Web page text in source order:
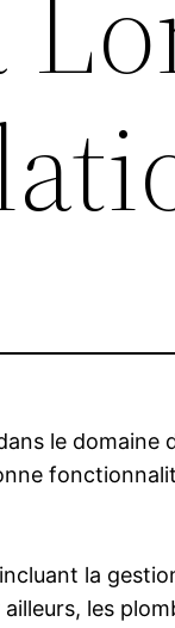
le
la
ailleurs, les